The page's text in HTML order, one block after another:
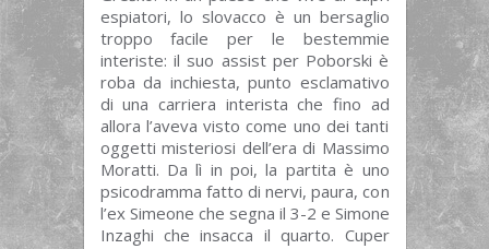
espiatori, lo slovacco è un bersaglio
troppo facile per le bestemmie
interiste: il suo assist per Poborski è
roba da inchiesta, punto esclamativo
di una carriera interista che fino ad
allora l’aveva visto come uno dei tanti
oggetti misteriosi dell’era di Massimo
Moratti. Da lì in poi, la partita è uno
psicodramma fatto di nervi, paura, con
l’ex Simeone che segna il 3-2 e Simone
Inzaghi che insacca il quarto. Cuper